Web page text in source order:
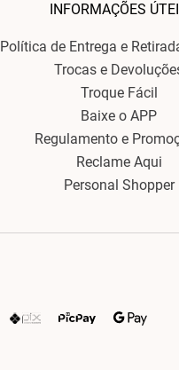
INFORMAÇÕES
Política de Entrega e
Trocas e
Troque Fácil
Baixe o APP
Regulamento e
Reclame Aqui
Personal Shopper